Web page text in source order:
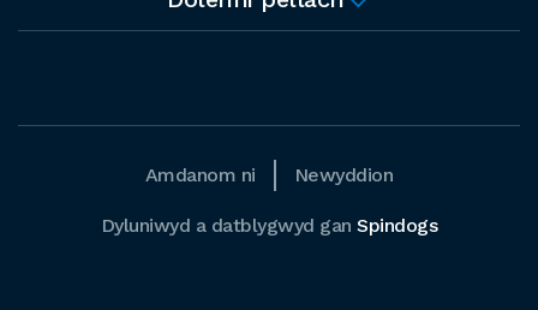
Amdanom ni Newyddion
Dyluniwyd a datblygwyd ganSpindogs